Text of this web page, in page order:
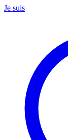
Je suis